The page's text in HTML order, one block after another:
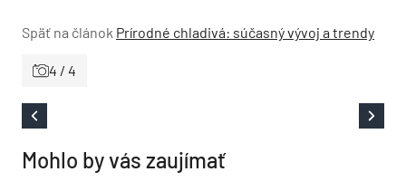
Späť na článok Prírodné chladivá: súčasný vývoj a trendy
4 / 4
Mohlo by vás zaujímať